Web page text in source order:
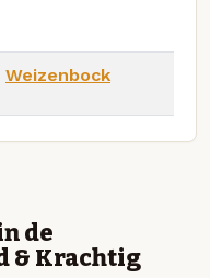
Weizenbock
de
& Krachtig